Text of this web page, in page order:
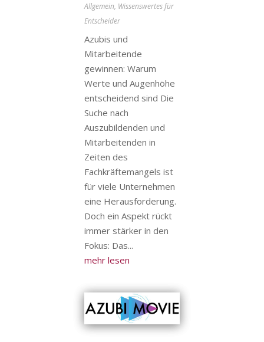
Allgemein, Wissenswertes für
Entscheider
Azubis und
Mitarbeitende
gewinnen: Warum
Werte und Augenhöhe
entscheidend sind Die
Suche nach
Auszubildenden und
Mitarbeitenden in
Zeiten des
Fachkräftemangels ist
für viele Unternehmen
eine Herausforderung.
Doch ein Aspekt rückt
immer stärker in den
Fokus: Das...
mehr lesen